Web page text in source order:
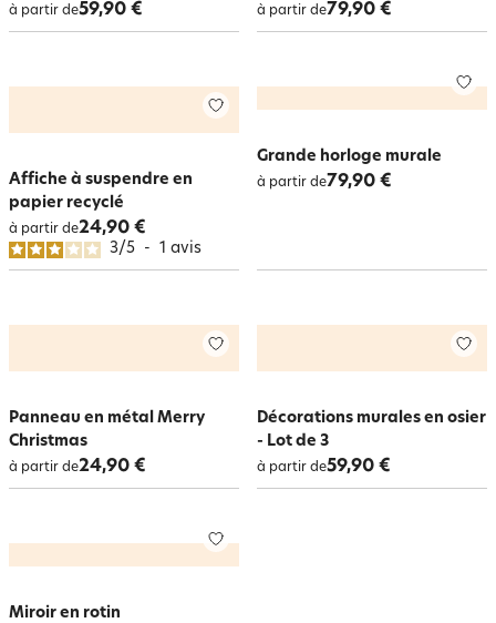
à partir de59,90 € à partir de79,90 €
Affiche à suspendre en
papier recyclé
à partir de24,90 €
3/5 - 1 avis
Grande horloge murale
à partir de79,90 €
Panneau en métal Merry
Christmas
à partir de24,90 €
Décorations murales en osier
- Lot de 3
à partir de59,90 €
Miroir en rotin